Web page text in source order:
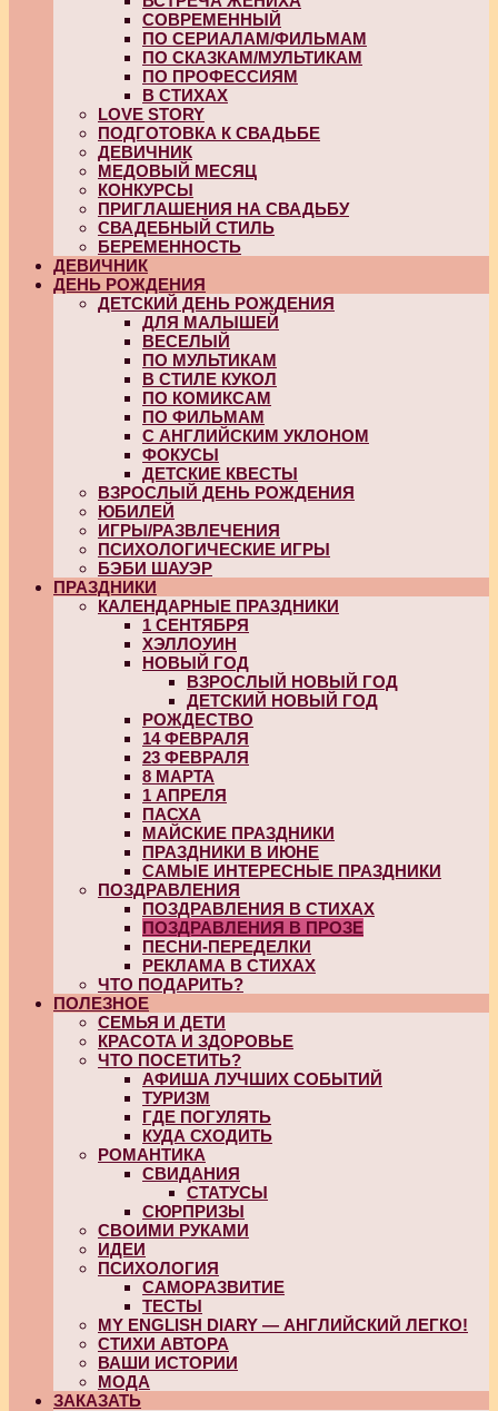
СОВРЕМЕННЫЙ
ПО СЕРИАЛАМ/ФИЛЬМАМ
ПО СКАЗКАМ/МУЛЬТИКАМ
ПО ПРОФЕССИЯМ
В СТИХАХ
LOVE STORY
ПОДГОТОВКА К СВАДЬБЕ
ДЕВИЧНИК
МЕДОВЫЙ МЕСЯЦ
КОНКУРСЫ
ПРИГЛАШЕНИЯ НА СВАДЬБУ
СВАДЕБНЫЙ СТИЛЬ
БЕРЕМЕННОСТЬ
ДЕВИЧНИК
ДЕНЬ РОЖДЕНИЯ
ДЕТСКИЙ ДЕНЬ РОЖДЕНИЯ
ДЛЯ МАЛЫШЕЙ
ВЕСЕЛЫЙ
ПО МУЛЬТИКАМ
В СТИЛЕ КУКОЛ
ПО КОМИКСАМ
ПО ФИЛЬМАМ
С АНГЛИЙСКИМ УКЛОНОМ
ФОКУСЫ
ДЕТСКИЕ КВЕСТЫ
ВЗРОСЛЫЙ ДЕНЬ РОЖДЕНИЯ
ЮБИЛЕЙ
ИГРЫ/РАЗВЛЕЧЕНИЯ
ПСИХОЛОГИЧЕСКИЕ ИГРЫ
БЭБИ ШАУЭР
ПРАЗДНИКИ
КАЛЕНДАРНЫЕ ПРАЗДНИКИ
1 СЕНТЯБРЯ
ХЭЛЛОУИН
НОВЫЙ ГОД
ВЗРОСЛЫЙ НОВЫЙ ГОД
ДЕТСКИЙ НОВЫЙ ГОД
РОЖДЕСТВО
14 ФЕВРАЛЯ
23 ФЕВРАЛЯ
8 МАРТА
1 АПРЕЛЯ
ПАСХА
МАЙСКИЕ ПРАЗДНИКИ
ПРАЗДНИКИ В ИЮНЕ
САМЫЕ ИНТЕРЕСНЫЕ ПРАЗДНИКИ
ПОЗДРАВЛЕНИЯ
ПОЗДРАВЛЕНИЯ В СТИХАХ
ПОЗДРАВЛЕНИЯ В ПРОЗЕ
ПЕСНИ-ПЕРЕДЕЛКИ
РЕКЛАМА В СТИХАХ
ЧТО ПОДАРИТЬ?
ПОЛЕЗНОЕ
СЕМЬЯ И ДЕТИ
КРАСОТА И ЗДОРОВЬЕ
ЧТО ПОСЕТИТЬ?
АФИША ЛУЧШИХ СОБЫТИЙ
ТУРИЗМ
ГДЕ ПОГУЛЯТЬ
КУДА СХОДИТЬ
РОМАНТИКА
СВИДАНИЯ
СТАТУСЫ
СЮРПРИЗЫ
СВОИМИ РУКАМИ
ИДЕИ
ПСИХОЛОГИЯ
САМОРАЗВИТИЕ
ТЕСТЫ
MY ENGLISH DIARY — АНГЛИЙСКИЙ ЛЕГКО!
СТИХИ АВТОРА
ВАШИ ИСТОРИИ
МОДА
ЗАКАЗАТЬ